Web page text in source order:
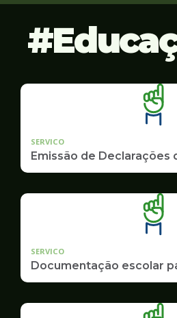
SERVICO
Emissão de Declarações
SERVICO
Documentação escolar